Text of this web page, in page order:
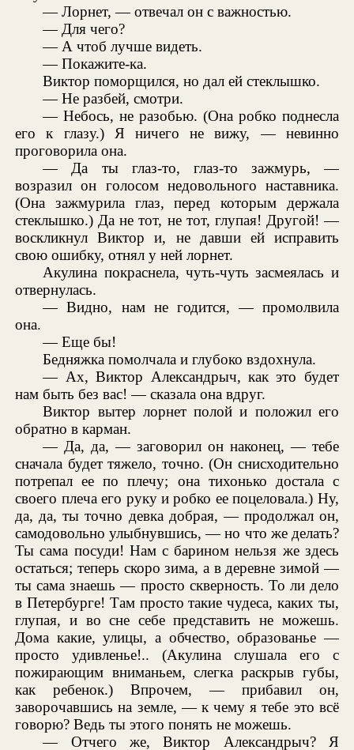
— Лорнет, — отвечал он с важностью.
— Для чего?
— А чтоб лучше видеть.
— Покажите-ка.
Виктор поморщился, но дал ей стеклышко.
— Не разбей, смотри.
— Небось, не разобью. (Она робко поднесла
его к глазу.) Я ничего не вижу, — невинно
проговорила она.
— Да ты глаз-то, глаз-то зажмурь, —
возразил он голосом недовольного наставника.
(Она зажмурила глаз, перед которым держала
стеклышко.) Да не тот, не тот, глупая! Другой! —
воскликнул Виктор и, не давши ей исправить
свою ошибку, отнял у ней лорнет.
Акулина покраснела, чуть-чуть засмеялась и
отвернулась.
— Видно, нам не годится, — промолвила
она.
— Еще бы!
Бедняжка помолчала и глубоко вздохнула.
— Ах, Виктор Александрыч, как это будет
нам быть без вас! — сказала она вдруг.
Виктор вытер лорнет полой и положил его
обратно в карман.
— Да, да, — заговорил он наконец, — тебе
сначала будет тяжело, точно. (Он снисходительно
потрепал ее по плечу; она тихонько достала с
своего плеча его руку и робко ее поцеловала.) Ну,
да, да, ты точно девка добрая, — продолжал он,
самодовольно улыбнувшись, — но что же делать?
Ты сама посуди! Нам с барином нельзя же здесь
остаться; теперь скоро зима, а в деревне зимой —
ты сама знаешь — просто скверность. То ли дело
в Петербурге! Там просто такие чудеса, каких ты,
глупая, и во сне себе представить не можешь.
Дома какие, улицы, а обчество, образованье —
просто удивленье!.. (Акулина слушала его с
пожирающим вниманьем, слегка раскрыв губы,
как ребенок.) Впрочем, — прибавил он,
заворочавшись на земле, — к чему я тебе это всё
говорю? Ведь ты этого понять не можешь.
— Отчего же, Виктор Александрыч? Я